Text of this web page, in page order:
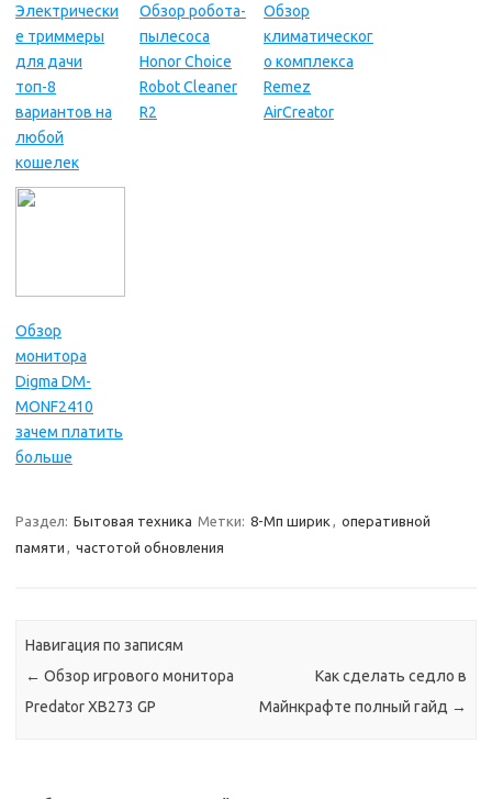
Электрически
е триммеры
для дачи
топ-8
вариантов на
любой
кошелек
Обзор робота-
пылесоса
Honor Choice
Robot Cleaner
R2
Обзор
климатическог
о комплекса
Remez
AirCreator
Обзор
монитора
Digma DM-
MONF2410
зачем платить
больше
Раздел: Бытовая техника Метки: 8-Мп ширик
оперативной
памяти
частотой обновления
Навигация по записям
← Обзор игрового монитора
Predator XB273 GP
Как сделать седло в
Майнкрафте полный гайд →